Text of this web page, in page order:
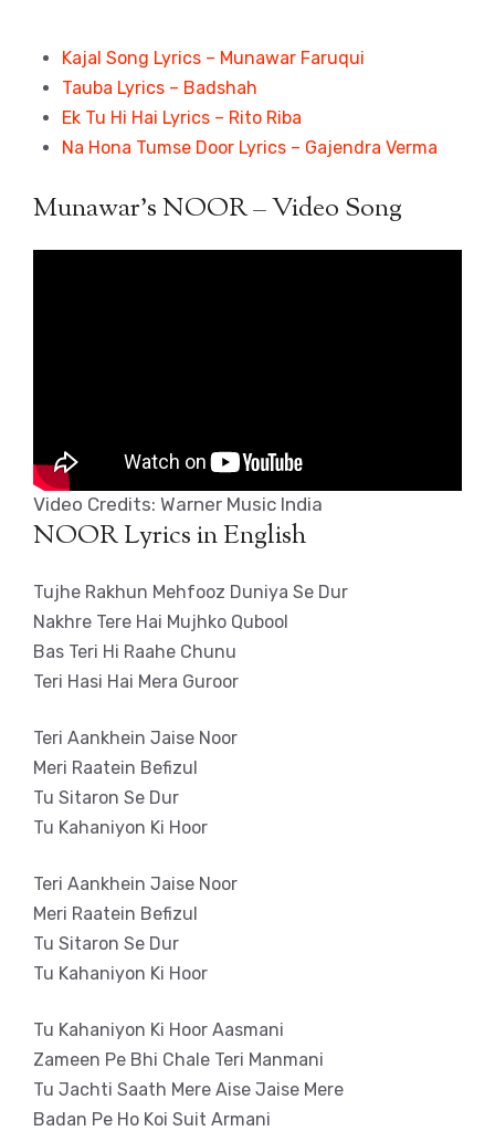
Kajal Song Lyrics – Munawar Faruqui
Tauba Lyrics – Badshah
Ek Tu Hi Hai Lyrics – Rito Riba
Na Hona Tumse Door Lyrics – Gajendra Verma
Munawar’s NOOR – Video Song
Video Credits: Warner Music India
NOOR Lyrics in English
Tujhe Rakhun Mehfooz Duniya Se Dur
Nakhre Tere Hai Mujhko Qubool
Bas Teri Hi Raahe Chunu
Teri Hasi Hai Mera Guroor
Teri Aankhein Jaise Noor
Meri Raatein Befizul
Tu Sitaron Se Dur
Tu Kahaniyon Ki Hoor
Teri Aankhein Jaise Noor
Meri Raatein Befizul
Tu Sitaron Se Dur
Tu Kahaniyon Ki Hoor
Tu Kahaniyon Ki Hoor Aasmani
Zameen Pe Bhi Chale Teri Manmani
Tu Jachti Saath Mere Aise Jaise Mere
Badan Pe Ho Koi Suit Armani